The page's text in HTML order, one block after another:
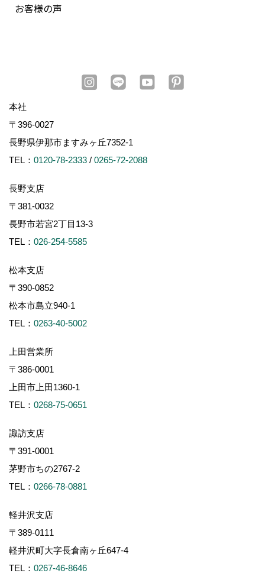
お客様の声
本社
〒396-0027
長野県伊那市ますみヶ丘7352-1
TEL： 0120-78-2333 / 0265-72-2088
長野支店
〒381-0032
長野市若宮2丁目13-3
TEL： 026-254-5585
松本支店
〒390-0852
松本市島立940-1
TEL： 0263-40-5002
上田営業所
〒386-0001
上田市上田1360-1
TEL： 0268-75-0651
諏訪支店
〒391-0001
茅野市ちの2767-2
TEL： 0266-78-0881
軽井沢支店
〒389-0111
軽井沢町大字長倉南ヶ丘647-4
TEL： 0267-46-8646